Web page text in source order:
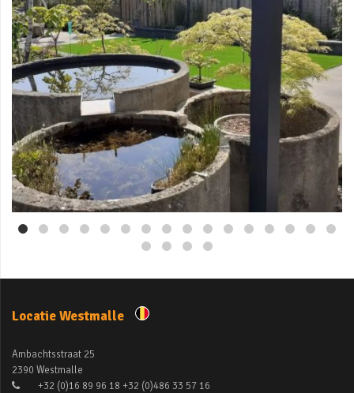
Mei 3
Locatie Westmalle
Ambachtsstraat 25
2390 Westmalle
+32 (0)16 89 96 18 +32 (0)486 33 57 16